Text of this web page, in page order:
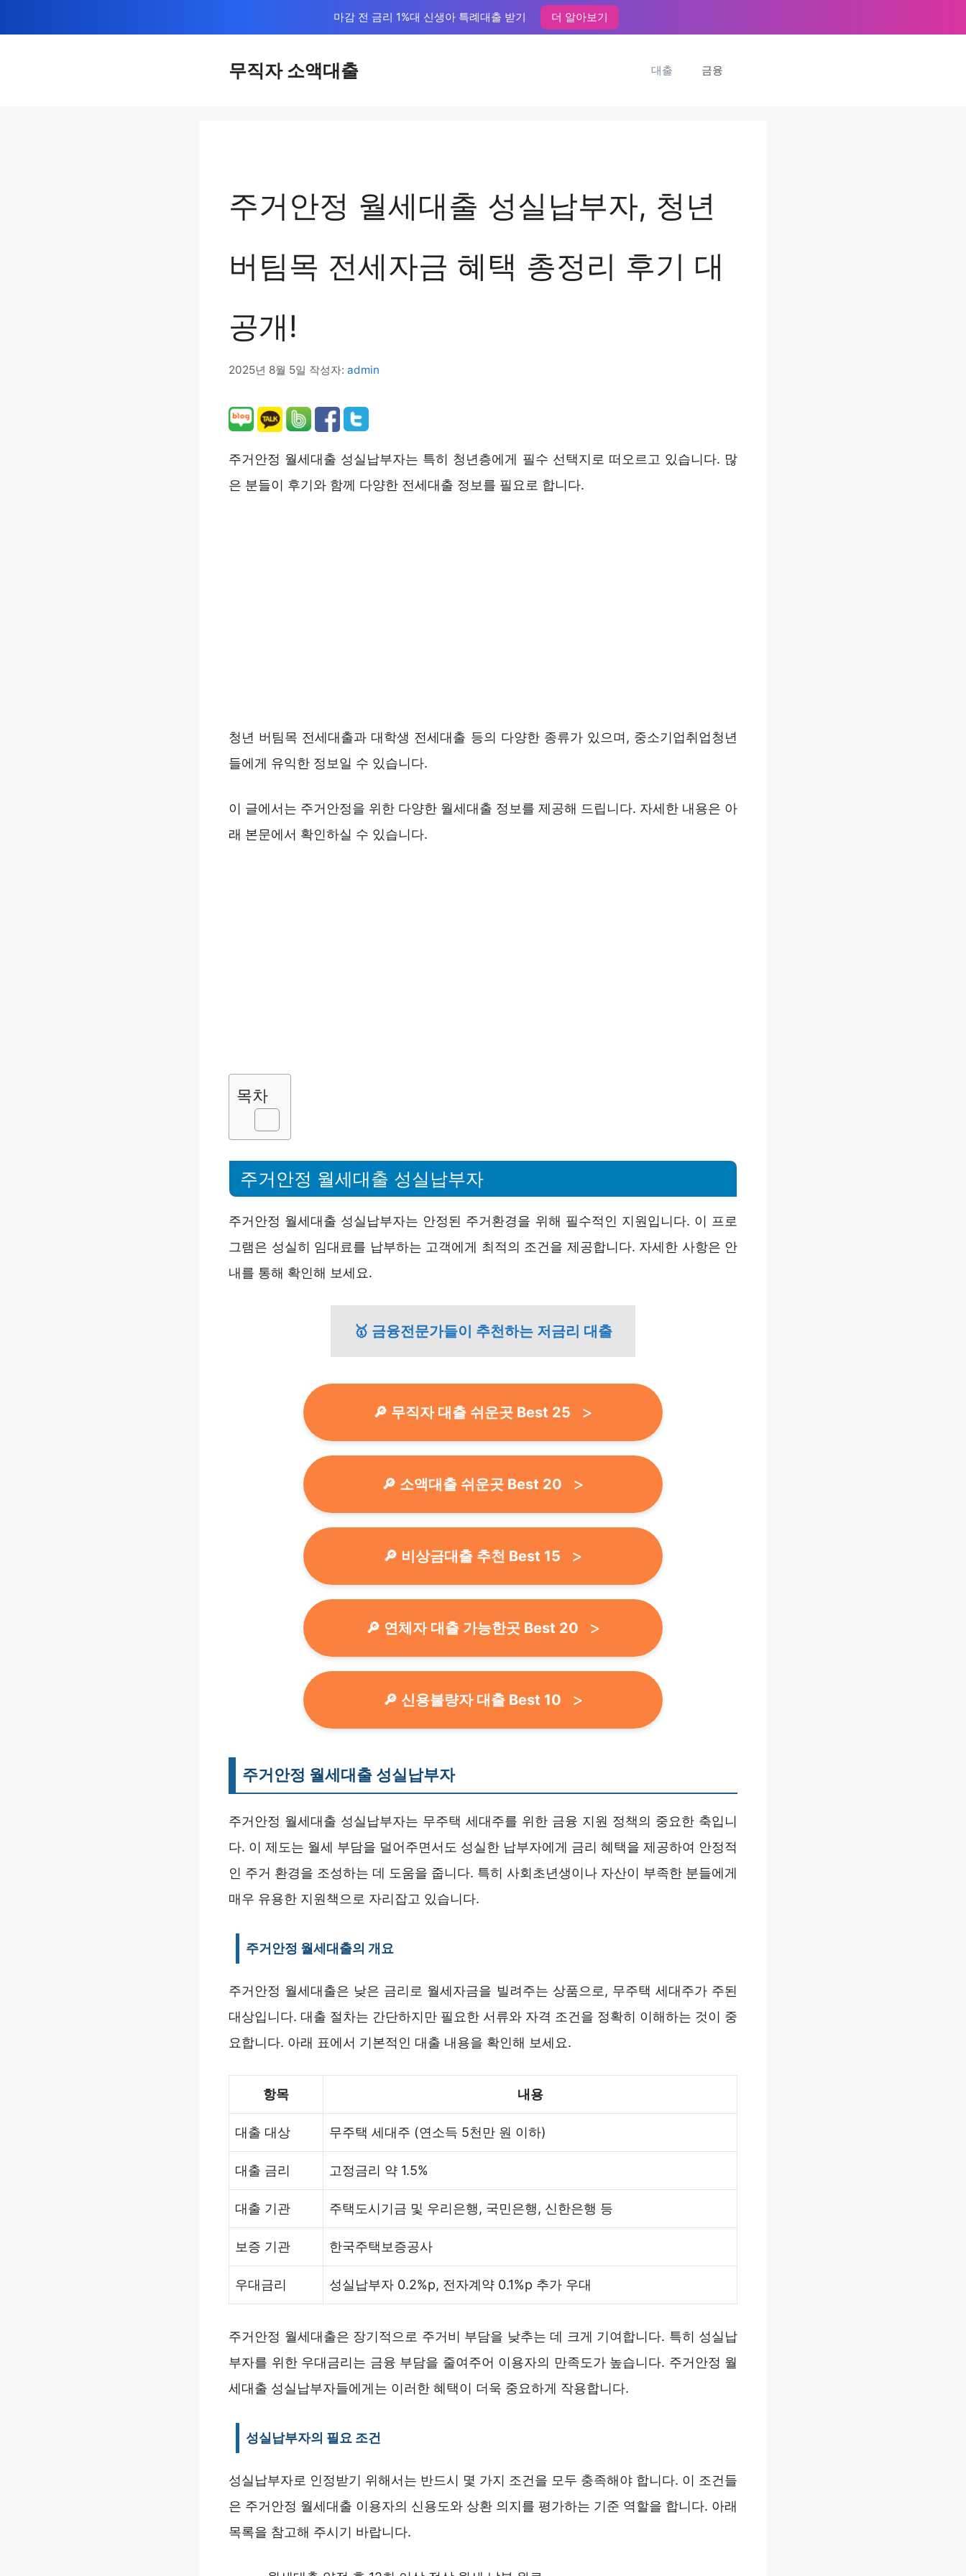
텐
마감 전 금리 1%대 신생아 특례대출 받기 더 알아보기
무직자 소액대출 대출 금융
주거안정 월세대출 성실납부자, 청년
버팀목 전세자금 혜택 총정리 후기 대
공개!
2025년 8월 5일 작성자: admin
주거안정 월세대출 성실납부자는 특히 청년층에게 필수 선택지로 떠오르고 있습니다. 많
은 분들이 후기와 함께 다양한 전세대출 정보를 필요로 합니다.
청년 버팀목 전세대출과 대학생 전세대출 등의 다양한 종류가 있으며, 중소기업취업청년
들에게 유익한 정보일 수 있습니다.
이 글에서는 주거안정을 위한 다양한 월세대출 정보를 제공해 드립니다. 자세한 내용은 아
래 본문에서 확인하실 수 있습니다.
목차
주거안정 월세대출 성실납부자
주거안정 월세대출 성실납부자는 안정된 주거환경을 위해 필수적인 지원입니다. 이 프로
그램은 성실히 임대료를 납부하는 고객에게 최적의 조건을 제공합니다. 자세한 사항은 안
내를 통해 확인해 보세요.
🥇 금융전문가들이 추천하는 저금리 대출
🔎 무직자 대출 쉬운곳 Best 25
🔎 소액대출 쉬운곳 Best 20
🔎 비상금대출 추천 Best 15
🔎 연체자 대출 가능한곳 Best 20
🔎 신용불량자 대출 Best 10
주거안정 월세대출 성실납부자
주거안정 월세대출 성실납부자는 무주택 세대주를 위한 금융 지원 정책의 중요한 축입니
다. 이 제도는 월세 부담을 덜어주면서도 성실한 납부자에게 금리 혜택을 제공하여 안정적
인 주거 환경을 조성하는 데 도움을 줍니다. 특히 사회초년생이나 자산이 부족한 분들에게
매우 유용한 지원책으로 자리잡고 있습니다.
주거안정 월세대출의 개요
주거안정 월세대출은 낮은 금리로 월세자금을 빌려주는 상품으로, 무주택 세대주가 주된
대상입니다. 대출 절차는 간단하지만 필요한 서류와 자격 조건을 정확히 이해하는 것이 중
요합니다. 아래 표에서 기본적인 대출 내용을 확인해 보세요.
항목 내용
대출 대상 무주택 세대주 (연소득 5천만 원 이하)
대출 금리 고정금리 약 1.5%
대출 기관 주택도시기금 및 우리은행, 국민은행, 신한은행 등
보증 기관 한국주택보증공사
우대금리 성실납부자 0.2%p, 전자계약 0.1%p 추가 우대
주거안정 월세대출은 장기적으로 주거비 부담을 낮추는 데 크게 기여합니다. 특히 성실납
부자를 위한 우대금리는 금융 부담을 줄여주어 이용자의 만족도가 높습니다. 주거안정 월
세대출 성실납부자들에게는 이러한 혜택이 더욱 중요하게 작용합니다.
성실납부자의 필요 조건
성실납부자로 인정받기 위해서는 반드시 몇 가지 조건을 모두 충족해야 합니다. 이 조건들
은 주거안정 월세대출 이용자의 신용도와 상환 의지를 평가하는 기준 역할을 합니다. 아래
목록을 참고해 주시기 바랍니다.